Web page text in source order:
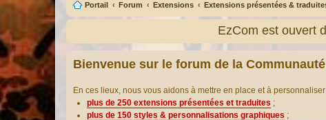
Portail Forum Extensions Extensions présentées &
EzCom est ouvert
Bienvenue sur le forum de la
En ces lieux, nous vous aidons à mettre en place et à
plus de 250 extensions présentées et traduites ;
plus de 150 styles & personnalisations graphiques ;